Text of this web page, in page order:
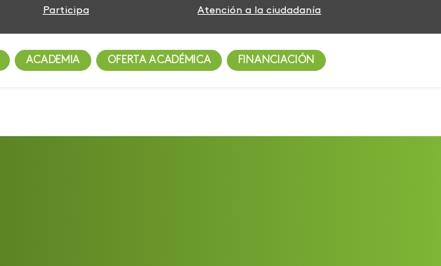
Participa Atención a la ciudadanía
ACADEMIA OFERTA ACADÉMICA FINANCIACIÓN